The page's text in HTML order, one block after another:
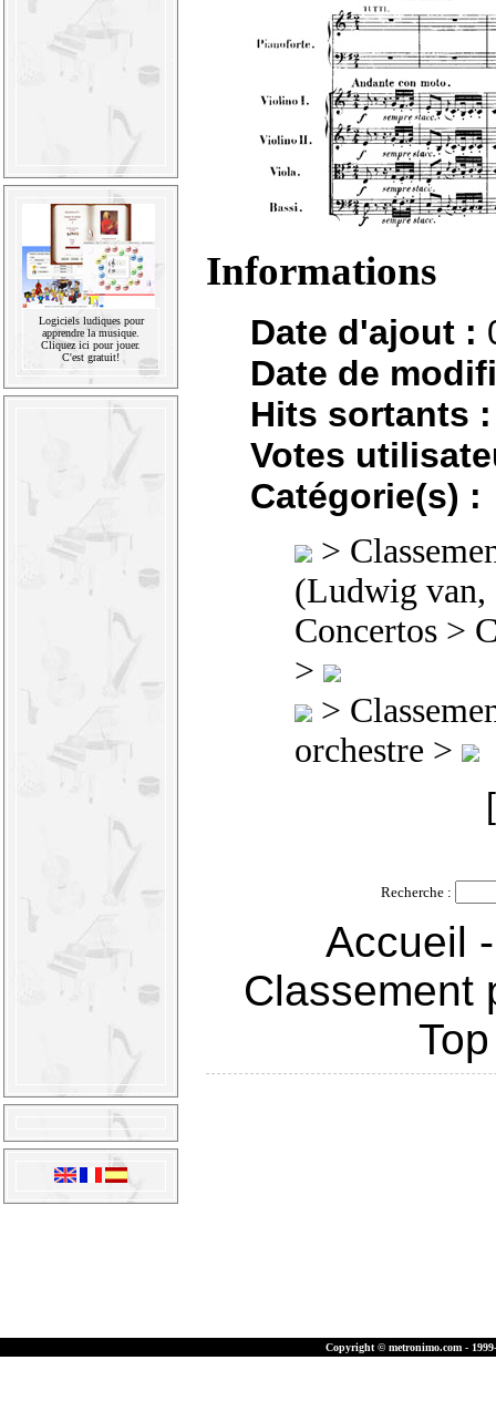
Logiciels ludiques pour
apprendre la musique.
Cliquez ici pour jouer.
C'est gratuit!
Informations
Date d'ajout :
Date de
Hits sortants :
Votes
Catégorie(s) :
>
(Ludwig van,
Concertos >
>
>
orchestre >
Recherche :
Accueil
Classement
Copyright © metronimo.com -